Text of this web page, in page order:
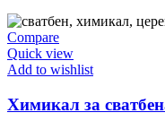
Compare
Quick view
Add to wishlist
Химикал за